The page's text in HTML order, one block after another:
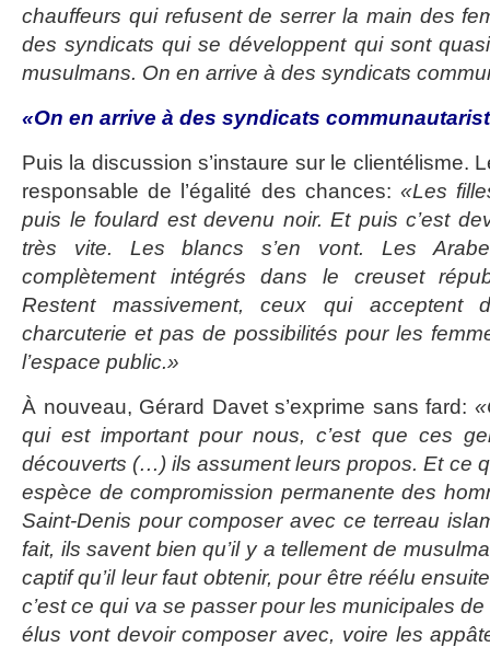
chauffeurs qui refusent de serrer la main des
des syndicats qui se développent qui sont
musulmans. On en arrive à des syndicats
«On en arrive à des syndicats
Puis la discussion s’instaure sur le clientélisme.
responsable de l’égalité des chances: «Les
puis le foulard est devenu noir. Et puis c’est
très vite. Les blancs s’en vont. Les
complètement intégrés dans le creuset
Restent massivement, ceux qui
charcuterie et pas de possibilités pour les
l’espace public.»
À nouveau, Gérard Davet s’exprime sans fard:
qui est important pour nous, c’est que ces
découverts (…) ils assument leurs propos. Et ce
espèce de compromission permanente des
Saint-Denis pour composer avec ce terreau
fait, ils savent bien qu’il y a tellement de
captif qu’il leur faut obtenir, pour être réélu
c’est ce qui va se passer pour les municipales
élus vont devoir composer avec, voire les